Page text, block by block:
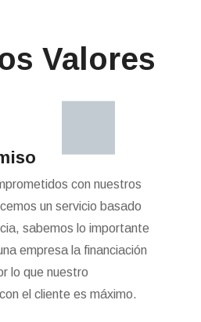
Valores
con nuestros
un servicio basado
sabemos lo importante
empresa la financiación
lo que nuestro
el cliente es máximo.